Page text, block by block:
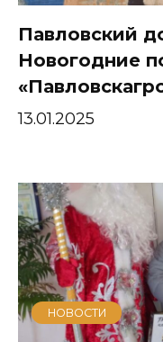
Павловский
Новогодние
13.01.2025
НОВОСТИ